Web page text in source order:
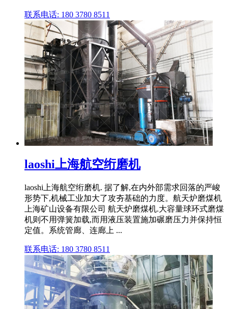
联系电话: 180 3780 8511
laoshi上海航空绗磨机
laoshi上海航空绗磨机. 据了解,在内外部需求回落的严峻
形势下,机械工业加大了攻夯基础的力度。航天炉磨煤机
上海矿山设备有限公司 航天炉磨煤机.大容量球环式磨煤
机则不用弹簧加载,而用液压装置施加碾磨压力并保持恒
定值。系统管廊、连廊上 ...
联系电话: 180 3780 8511